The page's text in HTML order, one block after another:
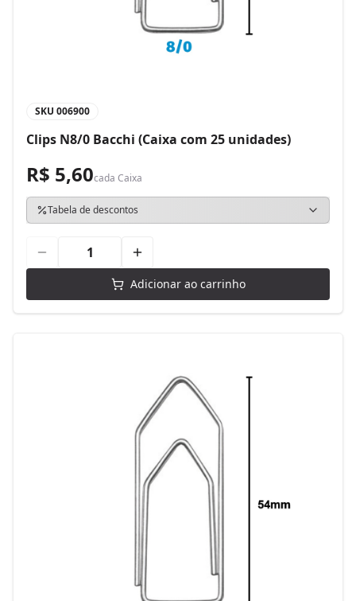
SKU 006900
Clips N8/0 Bacchi (Caixa com 25 unidades)
R$ 5,60cada Caixa
Tabela de descontos
Adicionar ao carrinho